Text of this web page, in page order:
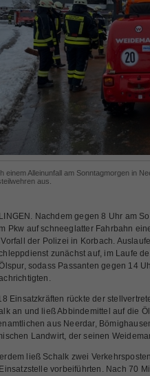
einem Alleinunfall am Sonntagmorgen in
aus.
Nachdem gegen 8 Uhr am
Pkw auf schneeglatter Fahrbahn
der Polizei in Korbach.
zunächst auf, im Laufe
sodass Passanten gegen 14
Einsatzkräften rückte der
an und ließ Abbindemittel auf die
aus Neerdar,
Landwirt, der seinen
ließ Schalk zwei
vorbeiführten. Nach 70